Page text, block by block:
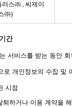
스㈜ , 씨제이
㈜)
간
서비스를 받는 동안
로 개인정보의 수집 및
시점
하거나 이용 계약을